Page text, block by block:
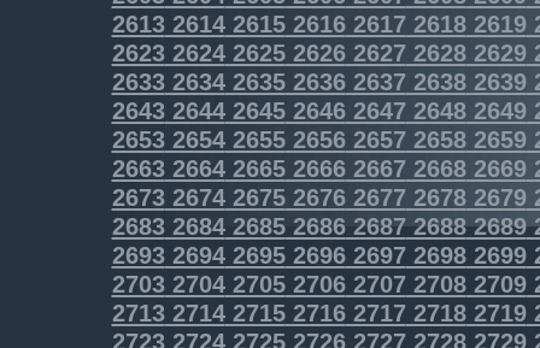
26132614261526162617 26182619
26232624262526262627 26282629
26332634263526362637 26382639
26432644264526462647 26482649
26532654265526562657 26582659
26632664266526662667 26682669
26732674267526762677 26782679
2683268426852686268726882689
2693269426952696269726982699
2703270427052706270727082709
2713271427152716271727182719
2723272427252726272727282729